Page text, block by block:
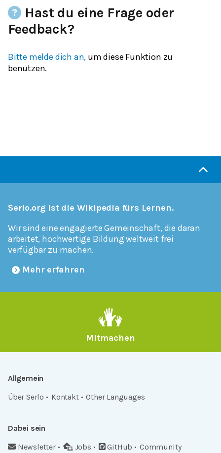
Hast du eine Frage oder
Feedback?
Bitte melde dich an, um diese Funktion zu
benutzen.
Serlo.org ist die Wikipedia fürs Lernen.
Wir sind eine engagierte Gemeinschaft, die daran
arbeitet, hochwertige Bildung weltweit frei
verfügbar zu machen.
Mehr erfahren
Mitmachen
Allgemein
Über Serlo
Kontakt Other Languages
Dabei sein
Newsletter
Jobs GitHub Community